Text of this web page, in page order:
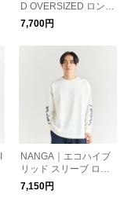
D OVERSIZED ロング
スリーブTシャツ
7,700円
NANGA｜エコハイブ
リッド スリーブ ロゴ
ロングスリーブティ
ー/ECO HYBRID SLV
7,150円